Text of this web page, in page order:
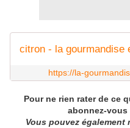
citron - la gourmandise
https://la-
Pour ne rien rater de ce
abonnez-vous
Vous pouvez également